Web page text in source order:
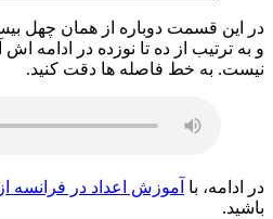
نیست. به خط فاصله ها دقت کنید.
در ادامه، با آموزش اعداد در فرانسه از 100تا 1000
باشید.